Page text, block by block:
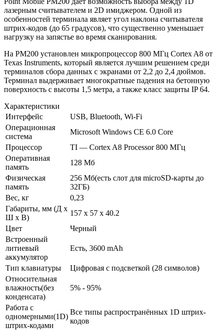
лазерным считывателем и 2D имиджером. Одной из
особенностей терминала являет угол наклона считывателя
штрих-кодов (до 65 градусов), что существенно уменьшает
нагрузку на запястье во время сканирования.
На PM200 установлен микропроцессор 800 МГц Cortex A8 от
Texas Instruments, который является лучшим решением среди
терминалов сбора данных с экранами от 2,2 до 2,4 дюймов.
Терминал выдерживает многократные падения на бетонную
поверхность с высоты 1,5 метра, а также класс защиты IP 64.
Характеристики
Интерфейс
USB, Bluetooth, Wi-Fi
Операционная
система
Microsoft Windows CE 6.0 Core
Процессор
TI — Cortex A8 Processor 800 MГц
Оперативная
память
128 Мб
Физическая
память
256 Мб(есть слот для microSD-карты до
32ГБ)
Вес, кг
0,23
Габариты, мм (Д x
Ш x В)
157 x 57 x 40.2
Цвет
Черный
Встроенный
литиевый
аккумулятор
Есть, 3600 mAh
Тип клавиатуры
Цифровая с подсветкой (28 символов)
Относительная
влажность(без
конденсата)
5% - 95%
Работа с
одномерными(1D)
штрих-кодами
Все типы распространённых 1D штрих-
кодов